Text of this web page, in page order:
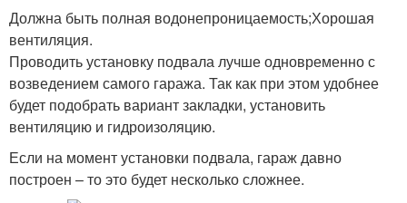
Должна быть полная водонепроницаемость;Хорошая
вентиляция.
Проводить установку подвала лучше одновременно с
возведением самого гаража. Так как при этом удобнее
будет подобрать вариант закладки, установить
вентиляцию и гидроизоляцию.
Если на момент установки подвала, гараж давно
построен – то это будет несколько сложнее.